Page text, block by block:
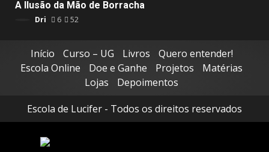
A Ilusão da Mão de Borracha
Dri 6 52
Início Curso – UG Livros
Quero entender!
Escola Online
Doe e Ganhe Projetos
Matérias
Lojas
Depoimentos
Escola de Lucifer - Todos os direitos reservados